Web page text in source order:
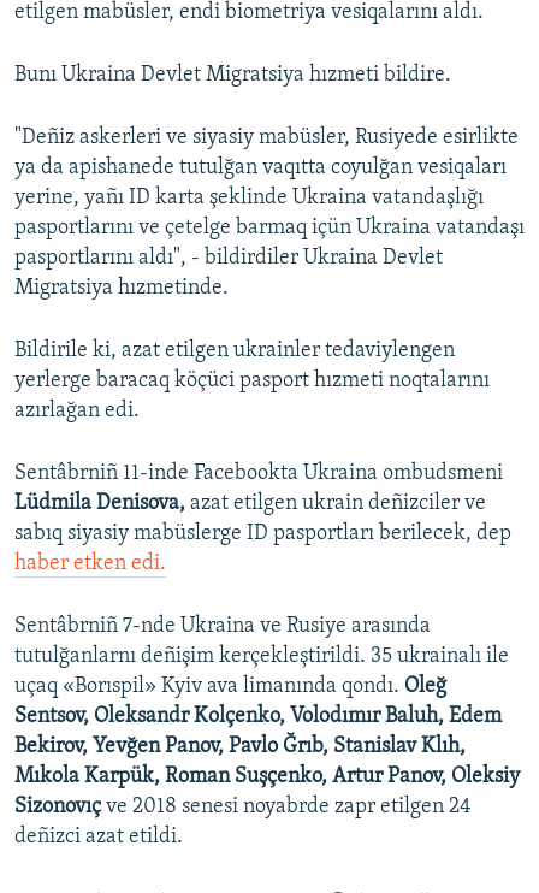
etilgen mabüsler, endi biometriya vesiqalarını aldı.
Bunı Ukraina Devlet Migratsiya hızmeti bildire.
"​Deñiz askerleri ve siyasiy mabüsler, Rusiyede esirlikte
ya da apishanede tutulğan vaqıtta coyulğan vesiqaları
yerine, yañı ID karta şeklinde Ukraina vatandaşlığı
pasportlarını ve çetelge barmaq içün Ukraina vatandaşı
pasportlarını aldı", - bildirdiler Ukraina Devlet
Migratsiya hızmetinde.
Bildirile ki, azat etilgen ukrainler tedaviylengen
yerlerge baracaq köçüci pasport hızmeti noqtalarını
azırlağan edi.
Sentâbrniñ 11-inde Facebookta Ukraina ombudsmeni
Lüdmila Denisova, azat etilgen ukrain deñizciler ve
sabıq siyasiy mabüslerge ID pasportları berilecek, dep
haber etken edi.
Sentâbrniñ 7-nde Ukraina ve Rusiye arasında
tutulğanlarnı deñişim kerçekleştirildi. 35 ukrainalı ile
uçaq «Borıspil» Kyiv ava limanında qondı. Oleğ
Sentsov, Oleksandr Kolçenko, Volodımır Baluh, Edem
Bekirov, Yevğen Panov, Pavlo Ğrıb, Stanislav Klıh,
Mıkola Karpük, Roman Suşçenko, Artur Panov, Oleksiy
Sizonovıçve 2018 senesi noyabrde zapr etilgen 24
deñizci azat etildi.